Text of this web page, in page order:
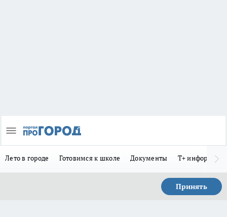
Лето в городе Готовимся к школе Документы Т+
Принять